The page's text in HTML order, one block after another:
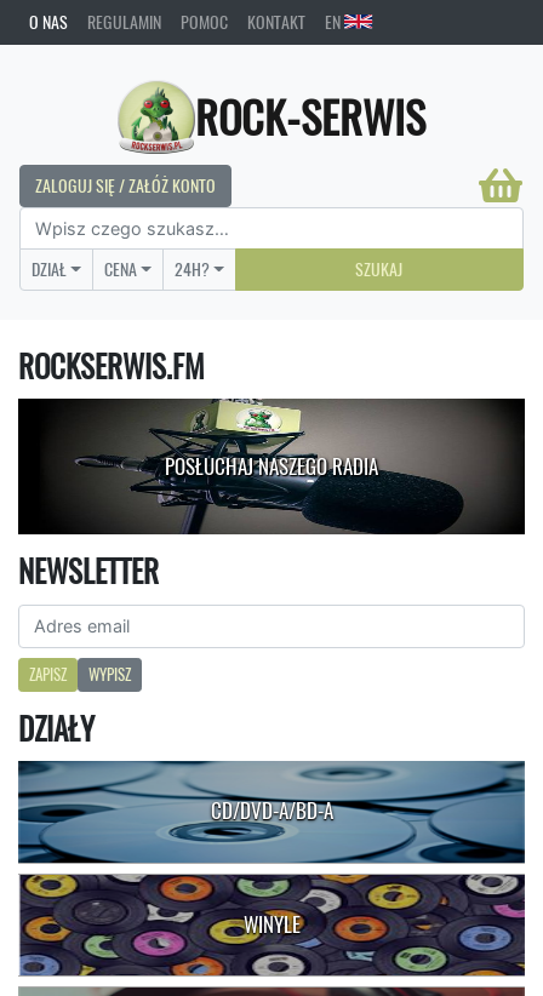
O NAS REGULAMIN POMOC KONTAKT EN
ROCK-SERWIS
ZALOGUJ SIĘ / ZAŁÓŻ KONTO
DZIAŁ CENA 24H? SZUKAJ
ROCKSERWIS.FM
POSŁUCHAJ NASZEGO RADIA
NEWSLETTER
ZAPISZ WYPISZ
DZIAŁY
CD/DVD-A/BD-A
WINYLE